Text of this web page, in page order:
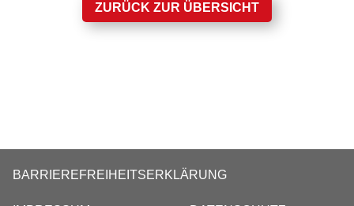
ZURÜCK ZUR ÜBERSICHT
BARRIEREFREIHEITSERKLÄRUNG